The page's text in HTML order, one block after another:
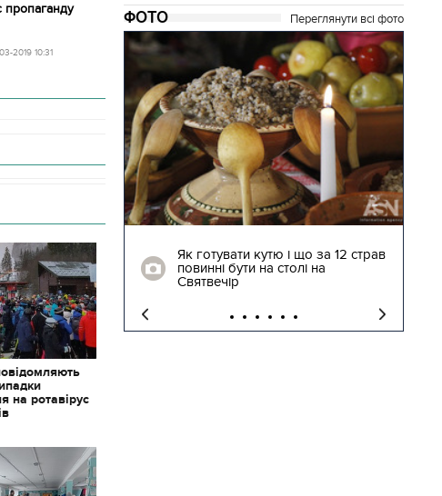
2019 10:31
на ротавірус
ФОТО Переглянути всі фото
"Сторожова
Як готувати кутю і що за 12 страв
повинні бути на столі на
Святвечір